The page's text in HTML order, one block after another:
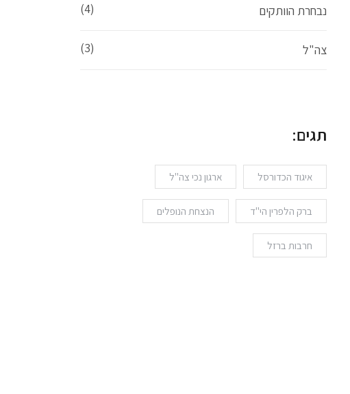
נבחרת הוותקים (4)
צה"ל (3)
תגים:
איגוד הכדורסל ארגון נכי צה"ל
ברק הלפרין הי"ד הנצחת הנופלים
חרבות ברזל